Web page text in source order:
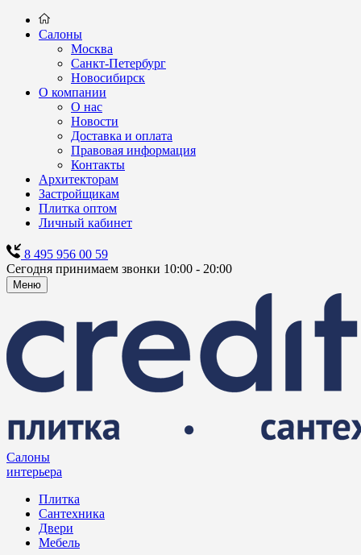
Салоны
Москва
Санкт-Петербург
Новосибирск
О компании
О нас
Новости
Доставка и оплата
Правовая информация
Контакты
Архитекторам
Застройщикам
Плитка оптом
Личный кабинет
8 495 956 00 59
Сегодня принимаем звонки 10:00 - 20:00
Меню
Салоны
интерьера
Плитка
Сантехника
Двери
Мебель